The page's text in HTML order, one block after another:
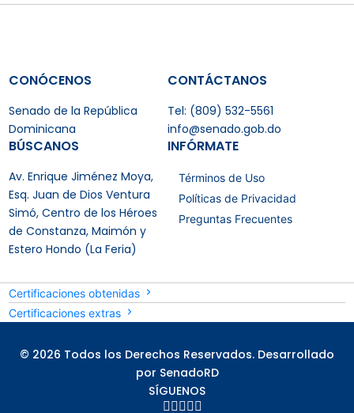
CONÓCENOS
Senado de la República
Dominicana
CONTÁCTANOS
Tel: (809) 532-5561
info@senado.gob.do
BÚSCANOS
Av. Enrique Jiménez Moya,
Esq. Juan de Dios Ventura
Simó, Centro de los Héroes
de Constanza, Maimón y
Estero Hondo (La Feria)
INFÓRMATE
Términos de Uso
Políticas de Privacidad
Preguntas Frecuentes
Certificaciones obtenidas
Certificaciones extras
© 2026 Todos los Derechos Reservados. Desarrollado
por SenadoRD
SÍGUENOS
    